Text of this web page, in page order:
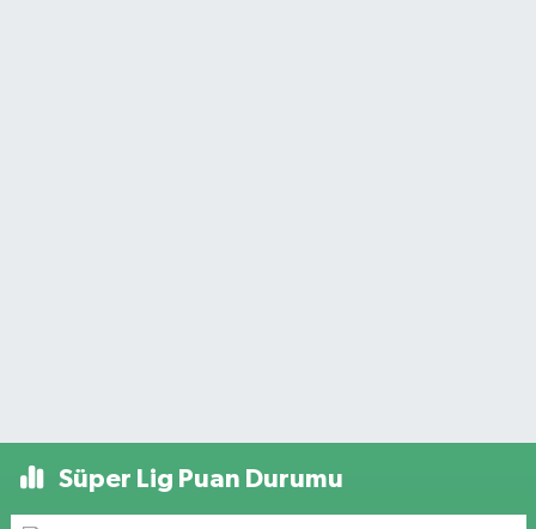
Süper Lig Puan Durumu